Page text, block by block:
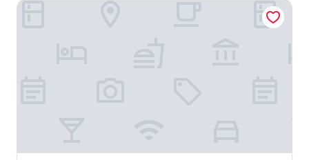
Hotel da Elide